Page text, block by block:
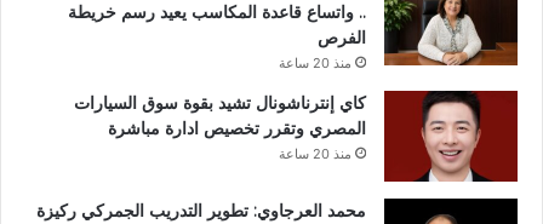
.. واتساع قاعدة المكاسب يعيد رسم خريطة
الفرص
منذ 20 ساعة
كاي إنترناشونال تشيد بقوة سوق السيارات
المصري وتقرر تخصيص ادارة مباشرة
منذ 20 ساعة
محمد العرجاوي: تطوير التدريب الجمركي ركيزة